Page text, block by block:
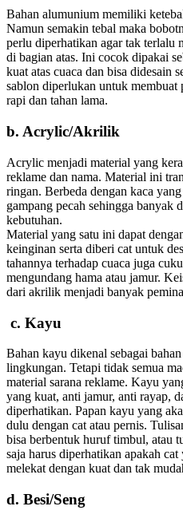
Bahan alumunium memiliki
Namun semakin tebal maka
perlu diperhatikan agar tak terlalu
di bagian atas. Ini cocok dipakai
kuat atas cuaca dan bisa didesain
sablon diperlukan untuk membuat
rapi dan tahan lama.
b. Acrylic/Akrilik
Acrylic menjadi material yang
reklame dan nama. Material ini
ringan. Berbeda dengan kaca
gampang pecah sehingga banyak
kebutuhan.
Material yang satu ini dapat
keinginan serta diberi cat untuk
tahannya terhadap cuaca juga
mengundang hama atau jamur.
dari akrilik menjadi banyak
c. Kayu
Bahan kayu dikenal sebagai
lingkungan. Tetapi tidak semua
material sarana reklame. Kayu
yang kuat, anti jamur, anti rayap,
diperhatikan. Papan kayu yang
dulu dengan cat atau pernis.
bisa berbentuk huruf timbul, atau
saja harus diperhatikan apakah
melekat dengan kuat dan tak
d. Besi/Seng